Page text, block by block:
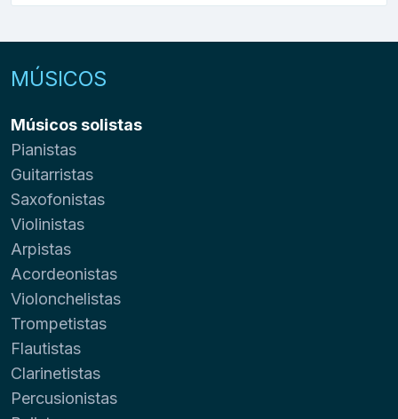
MÚSICOS
Músicos solistas
Pianistas
Guitarristas
Saxofonistas
Violinistas
Arpistas
Acordeonistas
Violonchelistas
Trompetistas
Flautistas
Clarinetistas
Percusionistas